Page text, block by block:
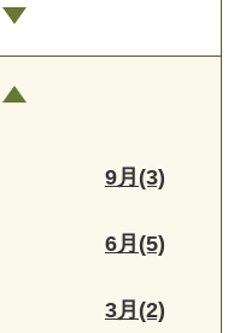
9月(3)
6月(5)
3月(2)